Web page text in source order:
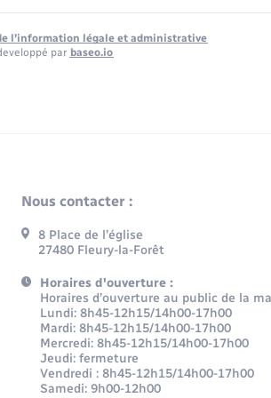
l’information légale et administrative
par baseo.io
Nous contacter :
8 Place de l’église
27480 Fleury-la-Forêt
Horaires d'ouverture :
Horaires d’ouverture au public de la
Lundi: 8h45-12h15/14h00-17h00
Mardi: 8h45-12h15/14h00-17h00
Mercredi: 8h45-12h15/14h00-17h00
Jeudi: fermeture
Vendredi : 8h45-12h15/14h00-17h00
Samedi: 9h00-12h00